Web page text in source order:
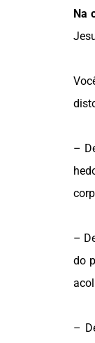
Na
–
–
do
–